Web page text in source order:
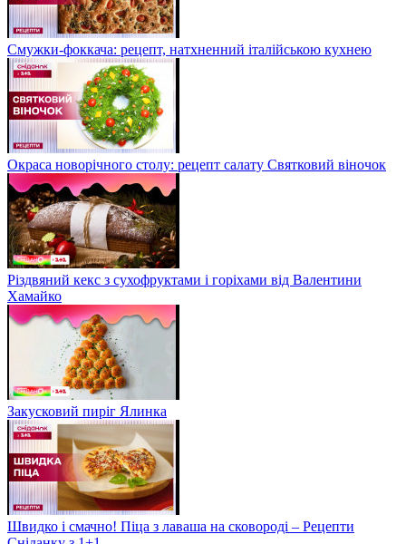
Смужки-фоккача: рецепт, натхненний італійською кухнею
Окраса новорічного столу: рецепт салату Святковий віночок
Різдвяний кекс з сухофруктами і горіхами від Валентини
Хамайко
Закусковий пиріг Ялинка
Швидко і смачно! Піца з лаваша на сковороді – Рецепти